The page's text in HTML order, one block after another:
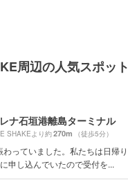
周辺の人気スポット
ナ石垣港離島ターミナル
SHAKEより約270m （徒歩5分）
わっていました。私たちは日帰り
申し込んでいたので受付を...